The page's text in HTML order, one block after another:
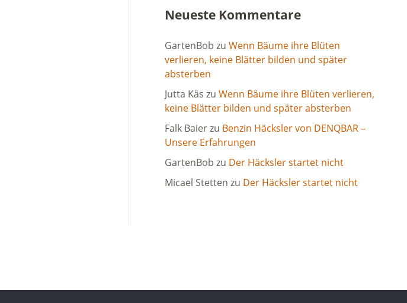
Neueste Kommentare
GartenBob zu Wenn Bäume ihre Blüten
verlieren, keine Blätter bilden und später
absterben
Jutta Käs zu Wenn Bäume ihre Blüten verlieren,
keine Blätter bilden und später absterben
Falk Baierzu Benzin Häcksler von DENQBAR –
Unsere Erfahrungen
GartenBob zu Der Häcksler startet nicht
Micael Stetten zu Der Häcksler startet nicht